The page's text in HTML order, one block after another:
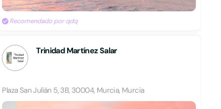
Recomendado por qdq
Trinidad Martínez Salar
Plaza San Julián 5, 3B, 30004, Murcia, Murcia